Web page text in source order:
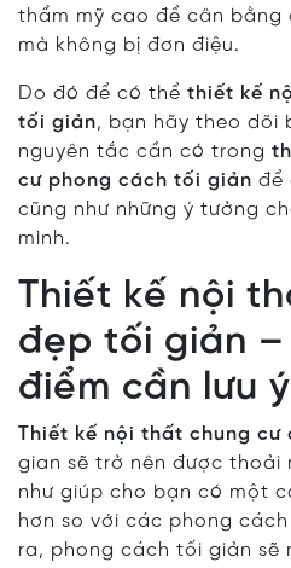
thẩm mỹ cao để cân bằng
mà không bị đơn điệu.
Do đó để có thể thiết kế
tối giản, bạn hãy theo dõi
nguyên tắc cần có trong
cư phong cách tối giản để
cũng như những ý tưởng
mình.
Thiết kế nội
đẹp tối giản
điểm cần lưu ý
Thiết kế nội thất chung cư
gian sẽ trở nên được thoải
như giúp cho bạn có một
hơn so với các phong
ra, phong cách tối giản sẽ